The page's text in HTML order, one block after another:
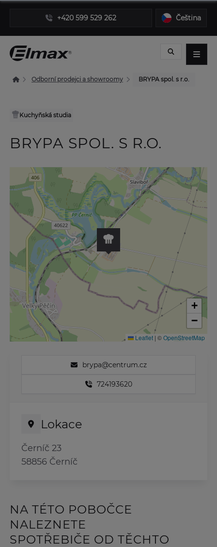
+420 599 529 262 Čeština
Odborní prodejci a showroomy BRYPA spol. s r.o.
Kuchyňská studia
BRYPA SPOL. S R.O.
brypa@centrum.cz
724193620
Lokace
Černíč 23
58856 Černíč
+
−
Leaflet | ©OpenStreetMap
NA TÉTO POBOČCE
NALEZNETE
SPOTŘEBIČE OD TĚCHTO